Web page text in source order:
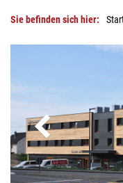
Sie befinden sich hier: